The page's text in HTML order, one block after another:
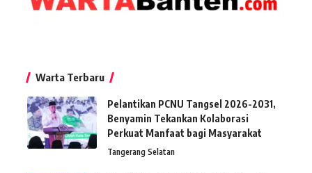
Warta Terbaru
Pelantikan PCNU Tangsel 2026-2031,
Benyamin Tekankan Kolaborasi
Perkuat Manfaat bagi Masyarakat
Tangerang Selatan